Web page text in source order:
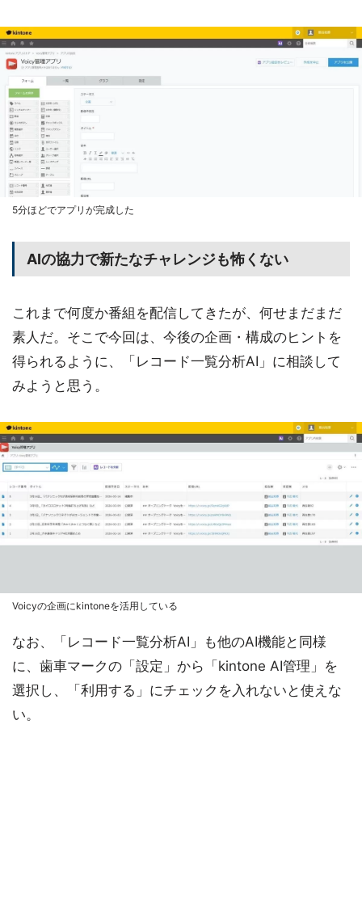
5分ほどでアプリが完成した
AIの協力で新たなチャレンジも怖くない
これまで何度か番組を配信してきたが、何せまだまだ
素人だ。そこで今回は、今後の企画・構成のヒントを
得られるように、「レコード一覧分析AI」に相談して
みようと思う。
Voicyの企画にkintoneを活用している
なお、「レコード一覧分析AI」も他のAI機能と同様
に、歯車マークの「設定」から「kintone AI管理」を
選択し、「利用する」にチェックを入れないと使えな
い。